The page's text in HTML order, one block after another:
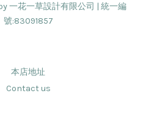
一花一草設計有限公司 | 統一編
號:83091857
本店地址
Contact us